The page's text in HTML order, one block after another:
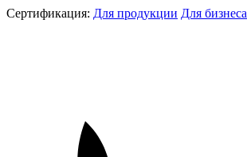
Сертификация: Для продукции Для бизнеса